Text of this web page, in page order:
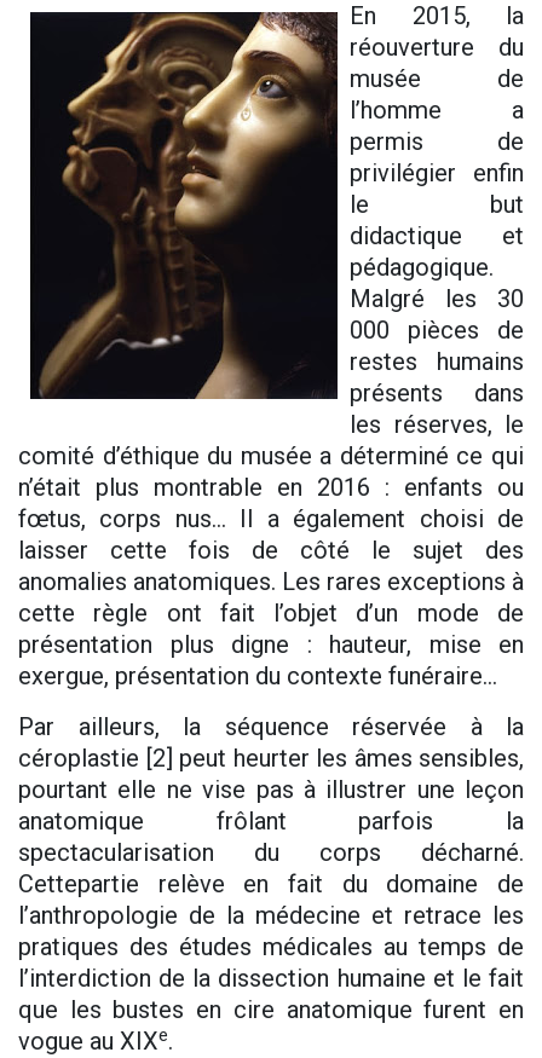
En 2015, la
réouverture du
musée de
l’homme a
permis de
privilégier enfin
le but
didactique et
pédagogique.
Malgré les 30
000 pièces de
restes humains
présents dans
les réserves, le
comité d’éthique du musée a déterminé ce qui
n’était plus montrable en 2016 : enfants ou
fœtus, corps nus… Il a également choisi de
laisser cette fois de côté le sujet des
anomalies anatomiques. Les rares exceptions à
cette règle ont fait l’objet d’un mode de
présentation plus digne : hauteur, mise en
exergue, présentation du contexte funéraire…
Par ailleurs, la séquence réservée à la
céroplastie [2] peut heurter les âmes sensibles,
pourtant elle ne vise pas à illustrer une leçon
anatomique frôlant parfois la
spectacularisation du corps décharné.
Cettepartie relève en fait du domaine de
l’anthropologie de la médecine et retrace les
pratiques des études médicales au temps de
l’interdiction de la dissection humaine et le fait
que les bustes en cire anatomique furent en
vogue au XIXe.